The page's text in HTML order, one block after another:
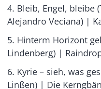
4. Bleib, Engel, bleibe
Alejandro Veciana) |
5. Hinterm Horizont
Lindenberg) |
6. Kyrie – sieh, was
Linßen) | Die